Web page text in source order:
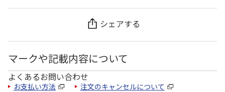
シェアする
マークや記載内容について
よくあるお問い合わせ
お支払い方法 注文のキャンセルについて